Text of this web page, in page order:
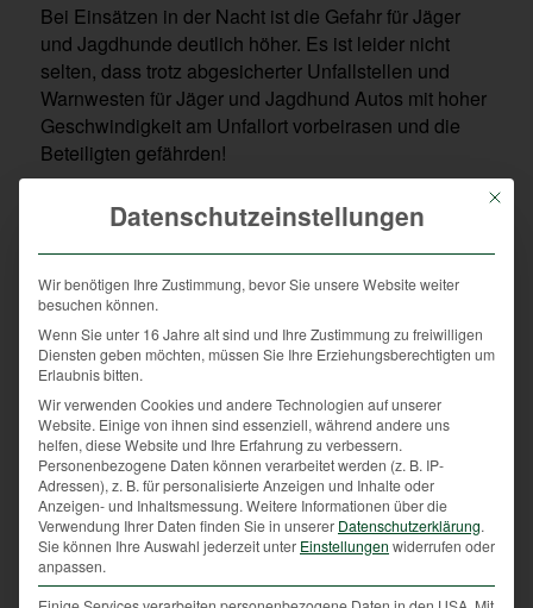
Bei Einsätzen in der Nacht ist die Gefahr für Jäger
und Jagdhunde deutlich höher. Es ist leider nicht
selten, dass trotz abgesicherter Unfallstellen und
Warnwesten für Jäger und Jagdhund Autos mit hoher
Geschwindigkeit am Unfallort vorbeirasen und die
Beteiligten gefährden!
Arbeit des Jägers aber noch lange nicht beendet. Zu
Dokumentationszwecken muss der Jäger z. B. den
linken Unterkieferast von Rehen entnehmen um das
Alter des Rehs zu bestimmen. Danach muss dieser
Kieferteil präpariert und als Nachweis aufbewahrt
werden.
Dass das ursprünglich wertvolle Wildfleisch in der
nächsten Tierkörperverwertung entsorgt werden
muss, versteht sich von selbst. Jäger verlieren nicht
nur wertvolles Wildbret, sondern auch
reproduktionsfähige Wildtiere.
Laut österreichischer Jagdstatistik (veröffentlicht von
Statistik Austria) fielen im Jagdjahr 2018/2019 über
Mit
Datenschutzeinstellungen
Wir benötigen Ihre Zustimmung, bevor Sie unsere Website weiter
besuchen können.
Wenn Sie unter 16 Jahre alt sind und Ihre Zustimmung zu freiwilligen
Diensten geben möchten, müssen Sie Ihre Erziehungsberechtigten um
Erlaubnis bitten.
Wir verwenden Cookies und andere Technologien auf unserer
Website. Einige von ihnen sind essenziell, während andere uns
helfen, diese Website und Ihre Erfahrung zu verbessern.
Personenbezogene Daten können verarbeitet werden (z. B. IP-
Adressen), z. B. für personalisierte Anzeigen und Inhalte oder
Anzeigen- und Inhaltsmessung. Weitere Informationen über die
Verwendung Ihrer Daten finden Sie in unserer Datenschutzerklärung.
Sie können Ihre Auswahl jederzeit unter Einstellungen widerrufen oder
anpassen.